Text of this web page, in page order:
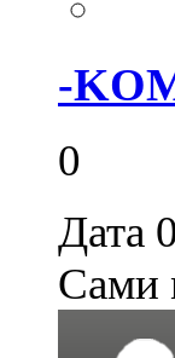
-
0
Дата
Сами